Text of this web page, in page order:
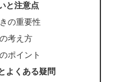
と注意点
の重要性
考え方
ポイント
よくある疑問